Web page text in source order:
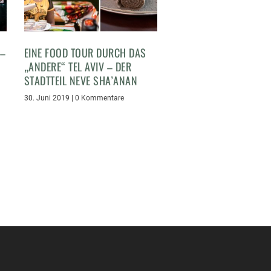
EINE FOOD TOUR DURCH DAS
„ANDERE“ TEL AVIV – DER
STADTTEIL NEVE SHA’ANAN
30. Juni 2019 | 0 Kommentare